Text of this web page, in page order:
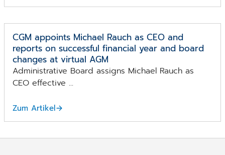
CGM appoints Michael Rauch as CEO and
reports on successful financial year and board
changes at virtual AGM
Administrative Board assigns Michael Rauch as
CEO effective ...
Zum Artikel